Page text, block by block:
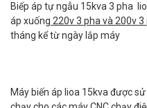
Biếp áp tự ngẫu 15kva 3 pha
áp xuống 220v 3 pha và 200v 3
tháng kể từ ngày lắp máy
Máy biến áp lioa 15kva được